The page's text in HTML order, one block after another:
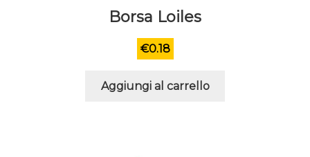
Borsa Loiles
€0.18
Aggiungi al carrello